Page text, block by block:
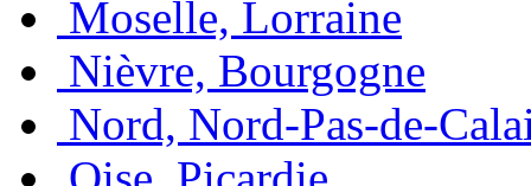
Moselle, Lorraine
Nièvre, Bourgogne
Nord, Nord-Pas-de-